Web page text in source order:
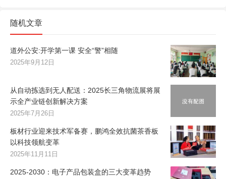
随机文章
道外公安:开学第一课 安全“警”相随
2025年9月12日
从自动拣选到无人配送：2025长三角物流展将展
示全产业链创新解决方案
2025年7月26日
板材行业迎来技术军备赛，鹏鸿全效抗菌茶香板
以科技领航变革
2025年11月11日
2025-2030：电子产品包装盒的三大变革趋势